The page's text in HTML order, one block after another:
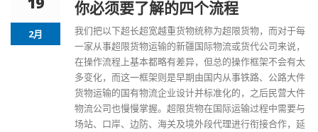
2月
你必须要了解的四个流程
我们把以下超长超宽越重货物统称为超限货物，而对于每
一家从事超限货物运输的新疆国际物流或货代公司来说，
在操作流程上基本都略有差异，但总的操作框架不会有太
多变化，而这一框架则是早期由国内从事铁路、公路大件
货物运输的国有物流企业设计并标准化的，之后民营大件
物流公司也慢慢掌握。超限货物在国际运输过程中需要与
场站、口岸、边防、海关及境外段代理进行衔接合作，延